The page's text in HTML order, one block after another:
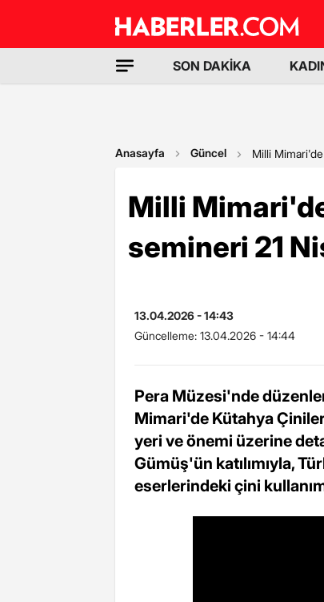
SON DAKİKA
Anasayfa Güncel Milli
Milli
semineri 21
13.04.2026 - 14:43
Güncelleme: 13.04.2026 - 14:44
Pera Müzesi'nde
Mimari'de Kütahya
yeri ve önemi üzerine
Gümüş'ün katılımıyla,
eserlerindeki çini